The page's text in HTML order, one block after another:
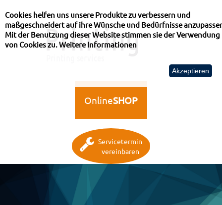
Cookies helfen uns unsere Produkte zu verbessern und
maßgeschneidert auf ihre Wünsche und Bedürfnisse
Mit der Benutzung dieser Website stimmen sie der Verwendung
von Cookies zu.Weitere Informationen
Akzeptieren
Printing
OnlineSHOP
Servicetermin
vereinbaren